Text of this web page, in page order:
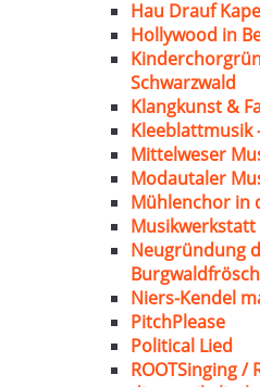
Hau Drauf
Hollywood in
Schwarzwald
Klangkunst &
Mittelweser
Modautaler
Mühlenchor in
Neugründung
Niers-Kendel
PitchPlease
Political Lied
ROOTSinging /